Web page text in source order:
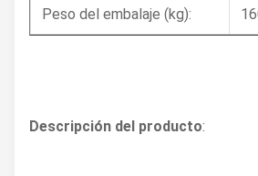
Peso del embalaje (kg):
Descripción del producto: